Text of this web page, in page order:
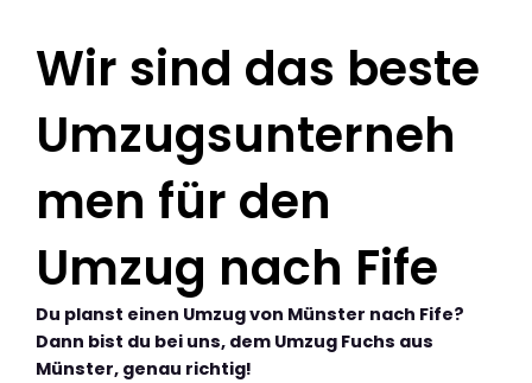
Wir sind das beste
Umzugsunterneh
men für den
Umzug nach Fife
Du planst einen Umzug von Münster nach Fife?
Dann bist du bei uns, dem Umzug Fuchs aus
Münster, genau richtig!